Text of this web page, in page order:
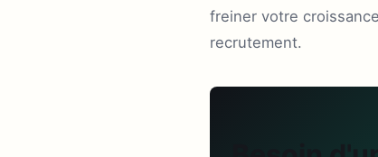
freiner votre
recrutement.